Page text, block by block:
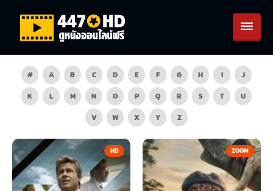
# A B C D E F G H I
J
K
L M N O P Q R S T
U
V
W X Y Z
HD ZOOM